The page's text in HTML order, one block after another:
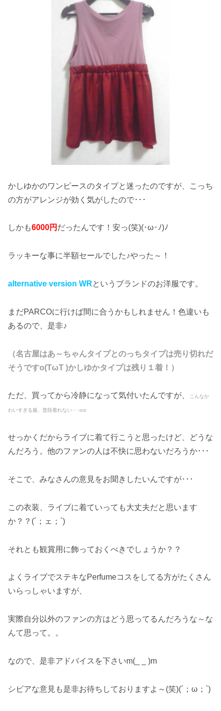
かしゆかのワンピースのタイプと迷ったのですが、こっち
の方がアレンジが効く気がしたので･･･
しかも6000円 だったんです！安っ(笑)(･ω･ﾉ)ﾉ
ラッキーな事に半額セールでした♪やった～！
alternative version WRというブランドのお洋服です。
まだPARCOに行けば間に合うかもしれません！色違いも
あるので、是非♪
（名古屋はあ～ちゃんタイプとのっちタイプは売り切れだ
そうですo(TωT )かしゆかタイプは残り１着！）
ただ、買ってから冷静になって気付いたんですが、 こんなか
わいすぎる服、普段着れない･･･orz
せっかくだからライブに着て行こうと思ったけど、どうな
んだろう。他のファンの人は不快に思わないだろうか･･･
そこで、みなさんの意見をお聞きしたいんですが･･･
この衣装、ライブに着ていっても大丈夫だと思います
か？？(´；ェ；`)
それとも観賞用に飾っておくべきでしょうか？？
よくライブでステキなPerfumeコスをしてる方がたくさん
いらっしゃいますが、
実際自分以外のファンの方はどう思ってるんだろうな～な
んて思って。。
なので、是非アドバイスを下さいm(_ _ )m
シビアな意見も是非お待ちしておりますよ～(笑)(´；ω；`)